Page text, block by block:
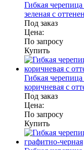
Гибкая
зеленая с
Под заказ
Цена:
По запросу
Купить
Гибкая
коричневая с
Под заказ
Цена:
По запросу
Купить